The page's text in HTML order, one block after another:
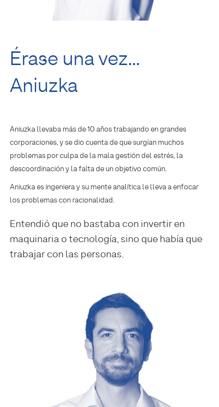
Érase una vez...
Aniuzka
Aniuzka llevaba más de 10 años trabajando en grandes
corporaciones, y se dio cuenta de que surgían muchos
problemas por culpa de la mala gestión del estrés, la
descoordinación y la falta de un objetivo común.
Aniuzka es ingeniera y su mente analítica le lleva a enfocar
los problemas con racionalidad.
Entendió que no bastaba con invertir en
maquinaria o tecnología, sino que había que
trabajar con las personas.